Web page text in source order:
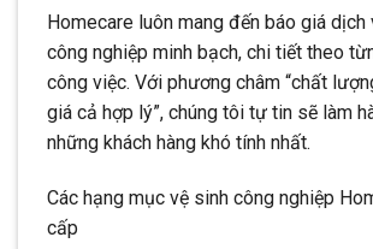
Homecare luôn mang đến báo giá dịch
công nghiệp minh bạch, chi tiết theo
công việc. Với phương châm “chất
giá cả hợp lý”, chúng tôi tự tin sẽ làm
những khách hàng khó tính nhất.
Các hạng mục vệ sinh công nghiệp
cấp